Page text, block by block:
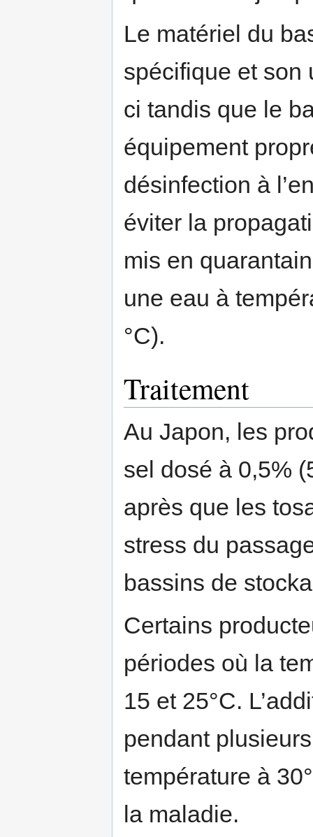
Le matériel du
spécifique et son
ci tandis que le
équipement
désinfection à
éviter la
mis en
une eau à
°C).
Traitement
Au Japon, les
sel dosé à 0,5%
après que les
stress du
bassins de
Certains
périodes où la
15 et 25°C.
pendant
température à
la maladie.